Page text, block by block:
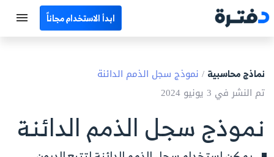
ابدأ الاستخدام مجاناً
جميع الأقسام
حاسبات
نماذج محاسبية / نموذج سجل الذمم الدائنة
تم النشر في 3 يونيو 2024
نموذج سجل الذمم الدائنة